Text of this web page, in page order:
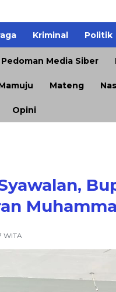
Kriminal Politik
Pedoman Media Siber
Mateng
Opini
WITA